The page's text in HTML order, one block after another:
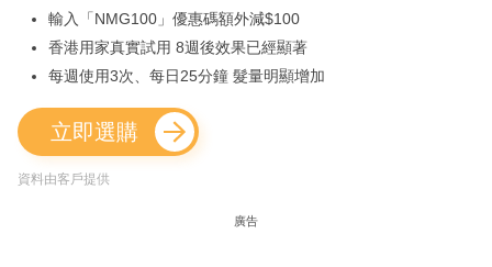
輸入「NMG100」優惠碼額外減$100
香港用家真實試用 8週後效果已經顯著
每週使用3次、每日25分鐘 髮量明顯增加
立即選購
資料由客戶提供
廣告